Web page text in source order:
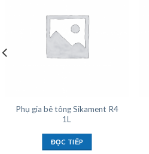
Phụ gia bê tông Sikament R4
1L
ĐỌC TIẾP